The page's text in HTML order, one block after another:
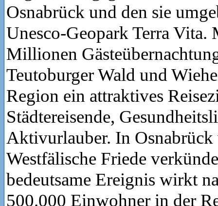
Osnabrück und den sie
Unesco-Geopark Terra Vita.
Millionen
Teutoburger Wald und
Region ein attraktives
Städtereisende,
Aktivurlauber. In Osnabrück
Westfälische Friede
bedeutsame Ereignis wirkt
500.000 Einwohner in der